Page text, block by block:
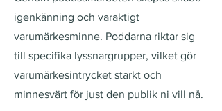
igenkänning och varaktigt
varumärkesminne. Poddarna riktar sig
till specifika lyssnargrupper, vilket gör
varumärkesintrycket starkt och
minnesvärt för just den publik ni vill nå.